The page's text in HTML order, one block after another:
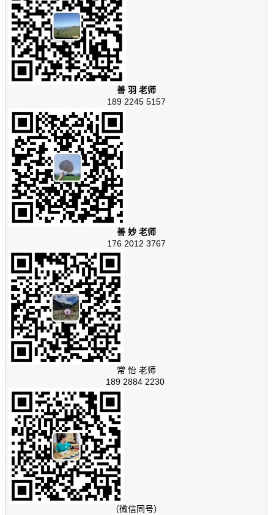
善 羽 老师
189 2245 5157
善 妙 老师
176 2012 3767
常 怡 老师
189 2884 2230
（微信同号）